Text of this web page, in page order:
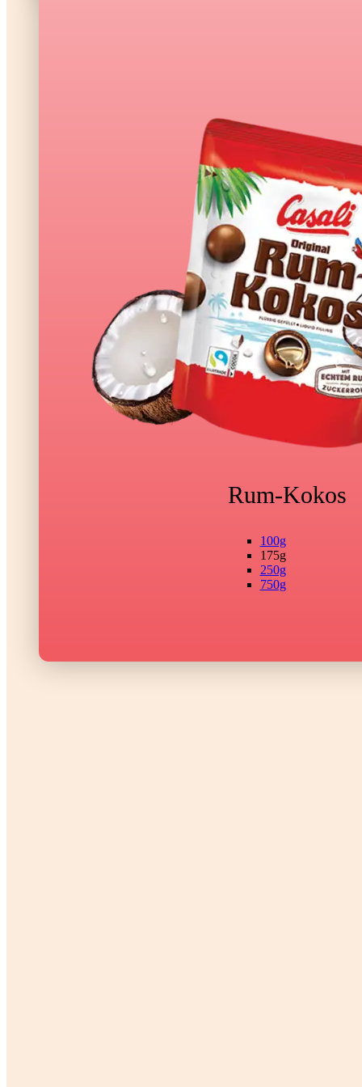
Rum-Kokos
100g
175g
250g
750g